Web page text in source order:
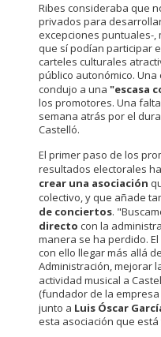
Ribes consideraba que
privados para
excepciones puntuales-
que sí podían participar
carteles culturales
público autonómico.
condujo a una "escasa
los promotores. Una
semana atrás por el
Castelló.
El primer paso de los
resultados electorales
crear una asociación
colectivo, y que añade
de conciertos.
directo con la
manera se ha perdido.
con ello llegar más allá
Administración, mejorar
actividad musical a
(fundador de la
junto a Luis Óscar
esta asociación que